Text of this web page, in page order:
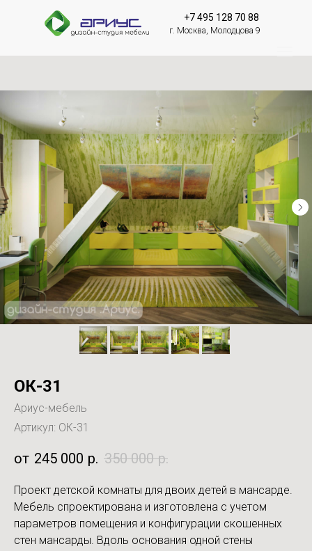
+7 495 128 70 88
г. Москва, Молодцова 9
ОК-31
Ариус-мебель
Артикул: ОК-31
245 000 р. 350 000 р.
Проект детской комнаты для двоих детей в мансарде.
Мебель спроектирована и изготовлена с учетом
параметров помещения и конфигурации скошенных
стен мансарды. Вдоль основания одной стены